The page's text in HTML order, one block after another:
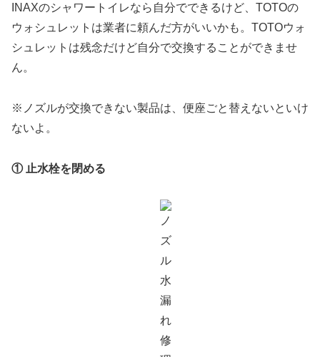
INAXのシャワートイレなら自分でできるけど、TOTOの
ウォシュレットは業者に頼んだ方がいいかも。TOTOウォ
シュレットは残念だけど自分で交換することができませ
ん。
※ノズルが交換できない製品は、便座ごと替えないといけ
ないよ。
① 止水栓を閉める